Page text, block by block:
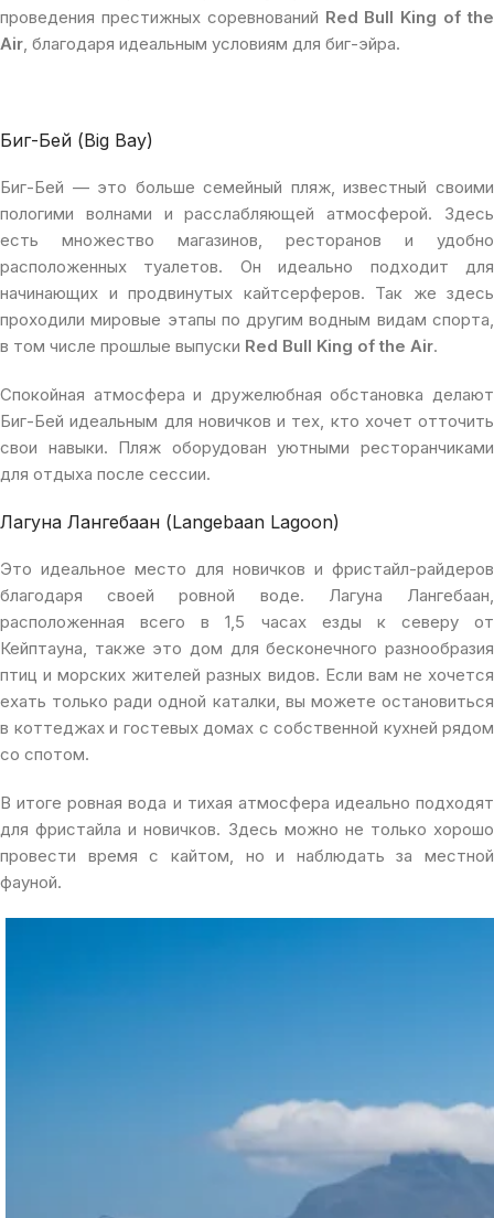
проведения престижных соревнований Red Bull King of the
Air, благодаря идеальным условиям для биг-эйра.
Биг-Бей (Big Bay)
Биг-Бей — это больше семейный пляж, известный своими
пологими волнами и расслабляющей атмосферой. Здесь
есть множество магазинов, ресторанов и удобно
расположенных туалетов. Он идеально подходит для
начинающих и продвинутых кайтсерферов. Так же здесь
проходили мировые этапы по другим водным видам спорта,
в том числе прошлые выпуски Red Bull King of the Air.
Спокойная атмосфера и дружелюбная обстановка делают
Биг-Бей идеальным для новичков и тех, кто хочет отточить
свои навыки. Пляж оборудован уютными ресторанчиками
для отдыха после сессии.
Лагуна Лангебаан (Langebaan Lagoon)
Это идеальное место для новичков и фристайл-райдеров
благодаря своей ровной воде. Лагуна Лангебаан,
расположенная всего в 1,5 часах езды к северу от
Кейптауна, также это дом для бесконечного разнообразия
птиц и морских жителей разных видов. Если вам не хочется
ехать только ради одной каталки, вы можете остановиться
в коттеджах и гостевых домах с собственной кухней рядом
со спотом.
В итоге ровная вода и тихая атмосфера идеально подходят
для фристайла и новичков. Здесь можно не только хорошо
провести время с кайтом, но и наблюдать за местной
фауной.